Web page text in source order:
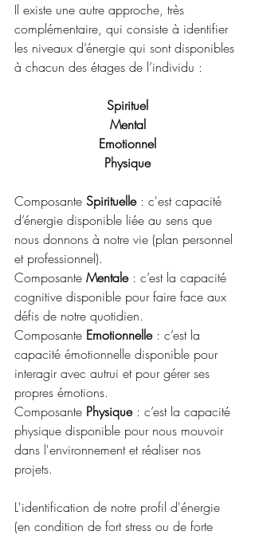
Il existe une autre approche, très
complémentaire, qui consiste à identifier
les niveaux d’énergie qui sont disponibles
à chacun des étages de l’individu :
Spirituel
Mental
Emotionnel
Physique
Composante Spirituelle : c'est capacité
d’énergie disponible liée au sens que
nous donnons à notre vie (plan personnel
et professionnel).
Composante Mentale : c’est la capacité
cognitive disponible pour faire face aux
défis de notre quotidien.
Composante Emotionnelle : c’est la
capacité émotionnelle disponible pour
interagir avec autrui et pour gérer ses
propres émotions.
Composante Physique : c’est la capacité
physique disponible pour nous mouvoir
dans l'environnement et réaliser nos
projets.
L'identification de notre profil d'énergie
(en condition de fort stress ou de forte